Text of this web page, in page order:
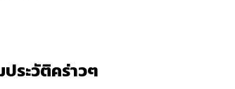
ระวัติคร่าวๆ